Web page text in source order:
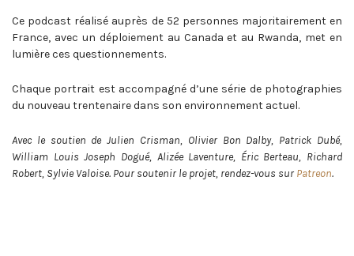
Ce podcast réalisé auprès de 52 personnes majoritairement en
France, avec un déploiement au Canada et au Rwanda, met en
lumière ces questionnements.
Chaque portrait est accompagné d’une série de photographies
du nouveau trentenaire dans son environnement actuel.
Avec le soutien de Julien Crisman, Olivier Bon Dalby, Patrick Dubé,
William Louis Joseph Dogué, Alizée Laventure, Éric Berteau, Richard
Robert, Sylvie Valoise. Pour soutenir le projet, rendez-vous surPatreon.